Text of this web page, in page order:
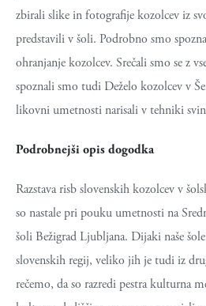
zbirali slike in fotografije kozolcev iz
predstavili v šoli. Podrobno smo
ohranjanje kozolcev. Srečali smo se z
spoznali smo tudi Deželo kozolcev v
likovni umetnosti narisali v tehniki
Podrobnejši opis dogodka
Razstava risb slovenskih kozolcev v
so nastale pri pouku umetnosti na
šoli Bežigrad Ljubljana. Dijaki naše
slovenskih regij, veliko jih je tudi iz
rečemo, da so razredi pestra kulturna